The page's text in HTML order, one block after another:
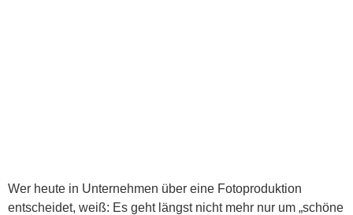
Wer heute in Unternehmen über eine Fotoproduktion
entscheidet, weiß: Es geht längst nicht mehr nur um „schöne